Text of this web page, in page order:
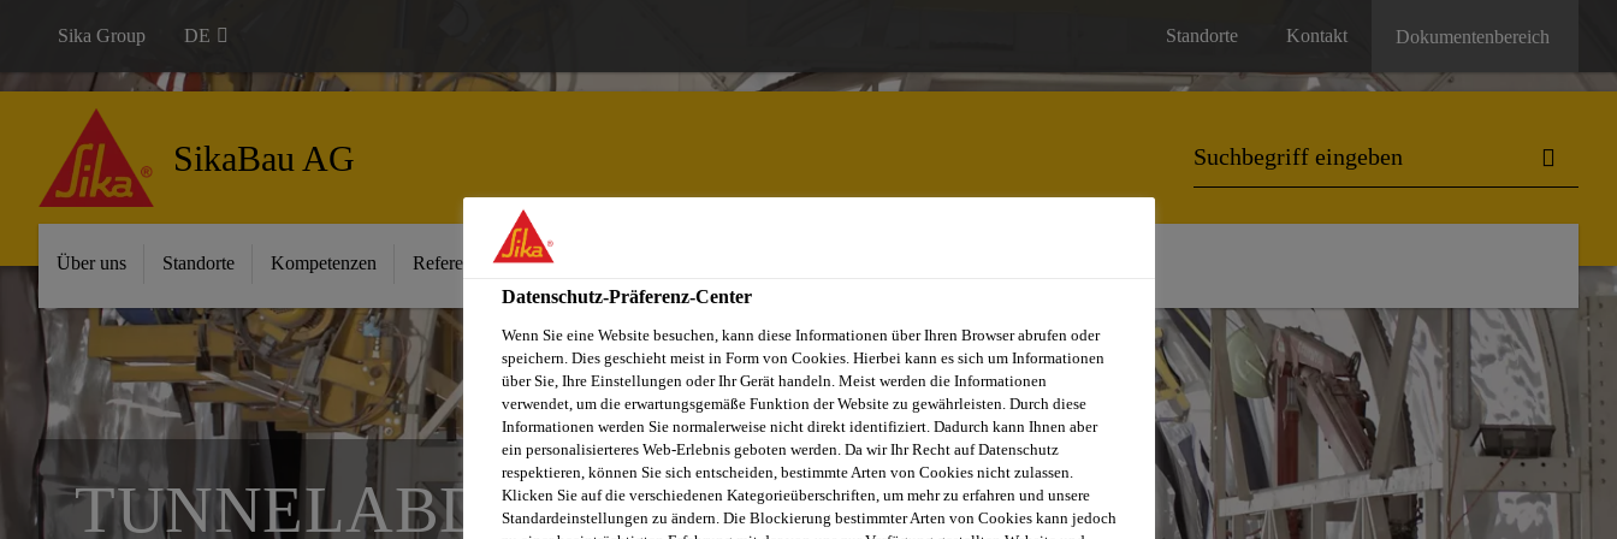
Sika Group DE Standorte Kontakt Dokumentenbereich
SikaBau AG
Über uns Standorte Kompetenzen Referenzen Lösungen
TUNNEL­ABDICHTUNG
Datenschutz-Präferenz-Center
Wenn Sie eine Website besuchen, kann diese Informationen über Ihren Browser abrufen oder
speichern. Dies geschieht meist in Form von Cookies. Hierbei kann es sich um Informationen
über Sie, Ihre Einstellungen oder Ihr Gerät handeln. Meist werden die Informationen
verwendet, um die erwartungsgemäße Funktion der Website zu gewährleisten. Durch diese
Informationen werden Sie normalerweise nicht direkt identifiziert. Dadurch kann Ihnen aber
ein personalisierteres Web-Erlebnis geboten werden. Da wir Ihr Recht auf Datenschutz
respektieren, können Sie sich entscheiden, bestimmte Arten von Cookies nicht zulassen.
Klicken Sie auf die verschiedenen Kategorieüberschriften, um mehr zu erfahren und unsere
Standardeinstellungen zu ändern. Die Blockierung bestimmter Arten von Cookies kann jedoch